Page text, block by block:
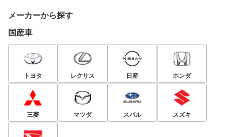
メーカーから探す
国産車
トヨタ レクサス 日産 ホンダ
三菱 マツダ スバル スズキ